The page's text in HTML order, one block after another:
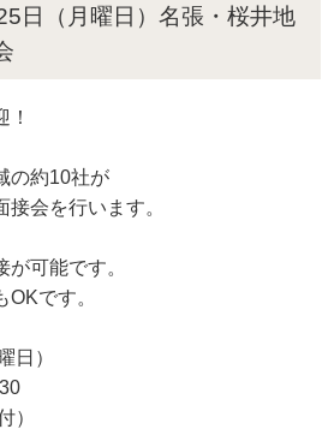
日（月曜日）名張・桜井地
の約10社が
会を行います。
が可能です。
OKです。
日）